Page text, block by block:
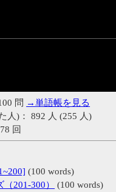
問 →単語帳を見る
人)： 892 人 (255 人)
回
(100 words)
201-300）
(100 words)